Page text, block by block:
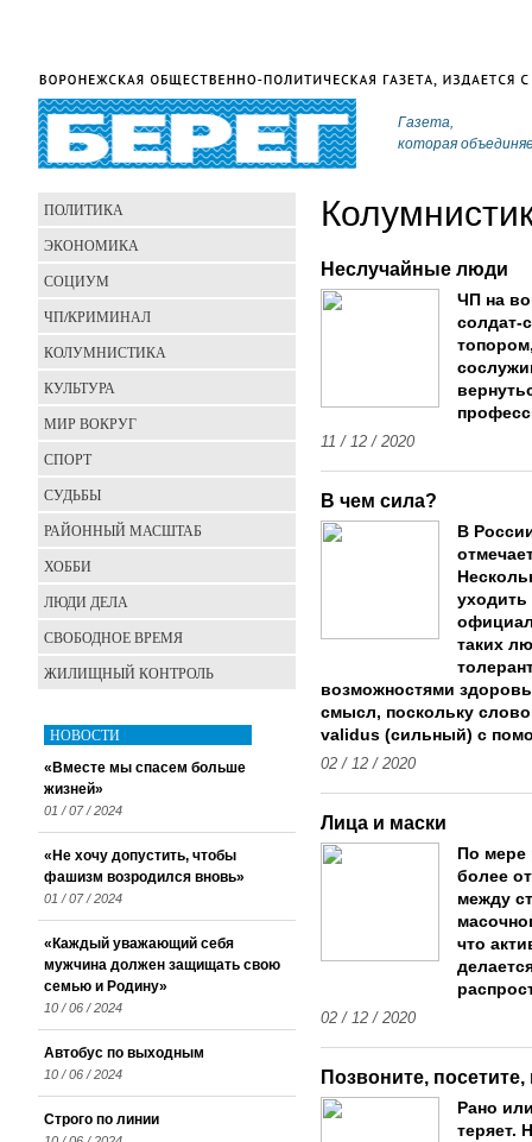
Газета,
которая
Неслучайные люди
ЧП на
солдат-
11 / 12 / 2020
В чем сила?
В
уходить
таких
возможностями
смысл, поскольку
validus (сильный) с
02 / 12 / 2020
Лица и маски
По мере
более
между
что
02 / 12 / 2020
Позвоните,
Рано
теряет.
ПОЛИТИКА
ЭКОНОМИКА
СОЦИУМ
ЧП/КРИМИНАЛ
КОЛУМНИСТИКА
КУЛЬТУРА
МИР ВОКРУГ
СПОРТ
СУДЬБЫ
РАЙОННЫЙ МАСШТАБ
ХОББИ
ЛЮДИ ДЕЛА
СВОБОДНОЕ ВРЕМЯ
ЖИЛИЩНЫЙ КОНТРОЛЬ
НОВОСТИ
«Вместе мы спасем больше
жизней»
01 / 07 / 2024
«Не хочу допустить, чтобы
фашизм возродился вновь»
01 / 07 / 2024
«Каждый уважающий себя
мужчина должен защищать свою
семью и Родину»
10 / 06 / 2024
Автобус по выходным
10 / 06 / 2024
Строго по линии